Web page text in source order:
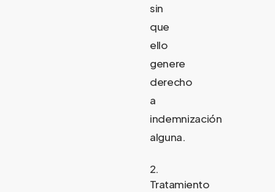
sin
que
ello
genere
derecho
a
indemnización
alguna.
2.
Tratamiento